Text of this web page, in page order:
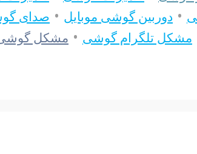
• دوربین گوشی موبایل • صدای
مشکل تلگرام گوشی • مشکل